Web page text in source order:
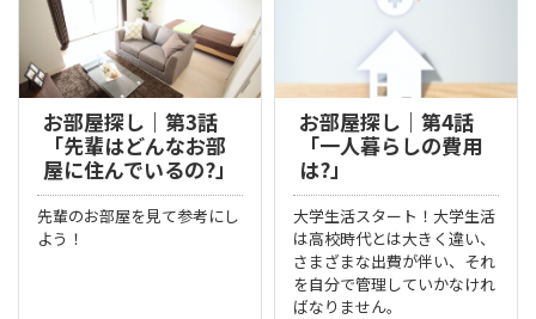
お部屋探し｜第3話
「先輩はどんなお部
屋に住んでいるの?」
先輩のお部屋を見て参考にし
よう！
お部屋探し｜第4話
「一人暮らしの費用
は?」
大学生活スタート！大学生活
は高校時代とは大きく違い、
さまざまな出費が伴い、それ
を自分で管理していかなけれ
ばなりません。